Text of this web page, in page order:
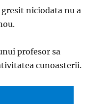
gresit niciodata nu a
profesor sa
cunoasterii.